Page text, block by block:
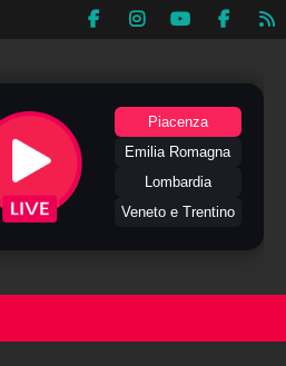
Piacenza
Emilia Romagna
Lombardia
Veneto e Trentino